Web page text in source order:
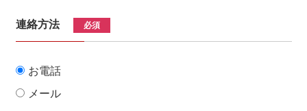
連絡方法 必須
お電話
メール